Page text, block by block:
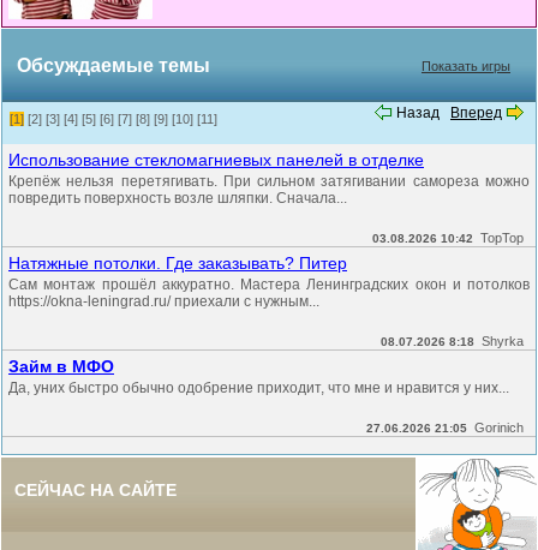
Обсуждаемые темы Показать игры
Назад Вперед
[1] [2] [3] [4] [5] [6] [7] [8] [9] [10] [11]
Использование стекломагниевых панелей в отделке
Крепёж нельзя перетягивать. При сильном затягивании самореза можно
повредить поверхность возле шляпки. Сначала...
03.08.2026 10:42 TopTop
Натяжные потолки. Где заказывать? Питер
Сам монтаж прошёл аккуратно. Мастера Ленинградских окон и потолков
https://okna-leningrad.ru/ приехали с нужным...
08.07.2026 8:18 Shyrka
Займ в МФО
Да, уних быстро обычно одобрение приходит, что мне и нравится у них...
27.06.2026 21:05 Gorinich
СЕЙЧАС НА САЙТЕ